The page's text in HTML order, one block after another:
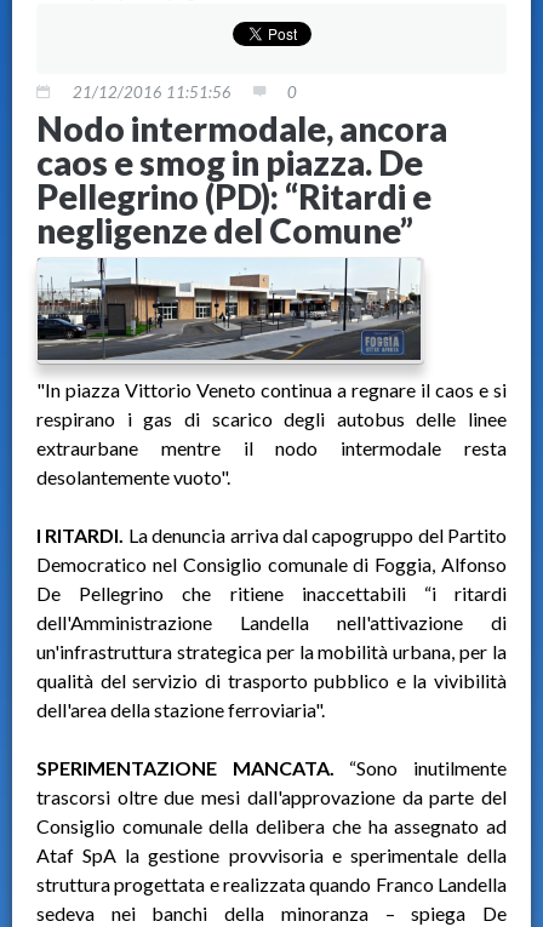
21/12/2016 11:51:56 0
Nodo intermodale, ancora
caos e smog in piazza. De
Pellegrino (PD): “Ritardi e
negligenze del Comune”
"In piazza Vittorio Veneto continua a regnare il caos e si
respirano i gas di scarico degli autobus delle linee
extraurbane mentre il nodo intermodale resta
desolantemente vuoto".
I RITARDI. La denuncia arriva dal capogruppo del Partito
Democratico nel Consiglio comunale di Foggia, Alfonso
De Pellegrino che ritiene inaccettabili “i ritardi
dell'Amministrazione Landella nell'attivazione di
un'infrastruttura strategica per la mobilità urbana, per la
qualità del servizio di trasporto pubblico e la vivibilità
dell'area della stazione ferroviaria".
SPERIMENTAZIONE MANCATA. “Sono inutilmente
trascorsi oltre due mesi dall'approvazione da parte del
Consiglio comunale della delibera che ha assegnato ad
Ataf SpA la gestione provvisoria e sperimentale della
struttura progettata e realizzata quando Franco Landella
sedeva nei banchi della minoranza – spiega De